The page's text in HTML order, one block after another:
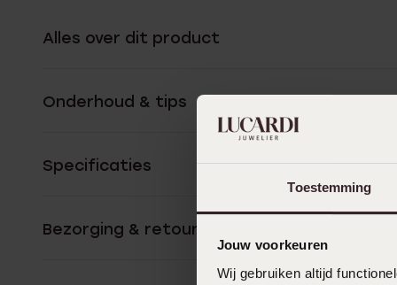
Toestemming
Jouw voorkeuren
Wij gebruiken altijd
Alles over dit product
Onderhoud & tips
Specificaties
Bezorging & retourneren